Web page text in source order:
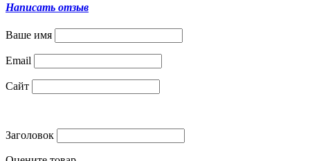
Написать отзыв
Ваше имя
Email
Сайт
Заголовок